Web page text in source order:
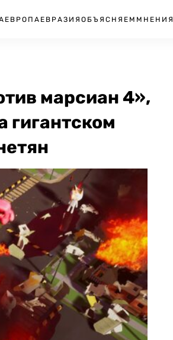
ЕВРОПА ЕВРАЗИЯ ОБЪЯСНЯЕМ МНЕНИЯ
марсиан 4»,
гигантском